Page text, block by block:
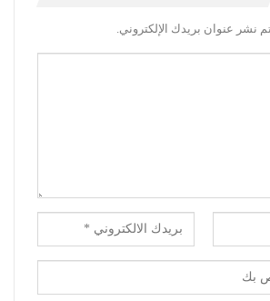
نشر عنوان بريدك الإلكتروني.